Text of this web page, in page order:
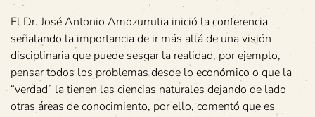
El Dr. José Antonio Amozurrutia inició la conferencia
señalando la importancia de ir más allá de una visión
disciplinaria que puede sesgar la realidad, por ejemplo,
pensar todos los problemas desde lo económico o que la
“verdad” la tienen las ciencias naturales dejando de lado
otras áreas de conocimiento, por ello, comentó que es